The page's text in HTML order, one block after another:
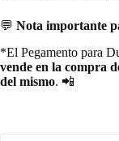
💬 Nota importante
*El Pegamento para
vende en la compra
del mismo. 📲